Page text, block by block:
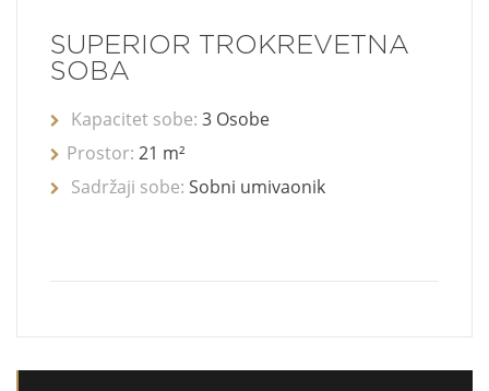
SUPERIOR TROKREVETNA
SOBA
Kapacitet sobe: 3 Osobe
Prostor: 21 m²
Sadržaji sobe: Sobni umivaonik